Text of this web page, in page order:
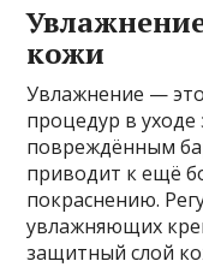
кожи
Увлажнение —
процедур в
повреждённым
приводит к ещё
покраснению.
увлажняющих
защитный слой